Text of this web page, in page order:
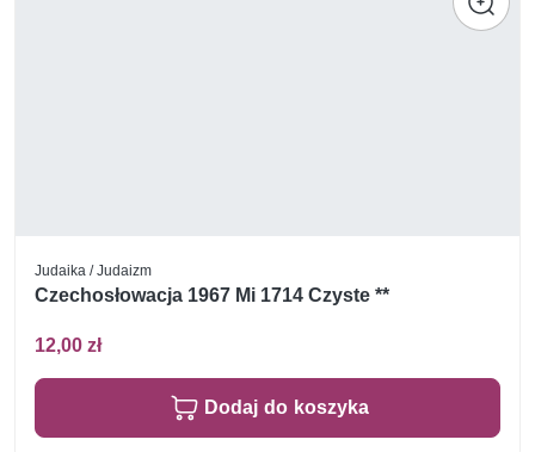
Judaika / Judaizm
Czechosłowacja 1967 Mi 1714 Czyste **
12,00 zł
Dodaj do koszyka